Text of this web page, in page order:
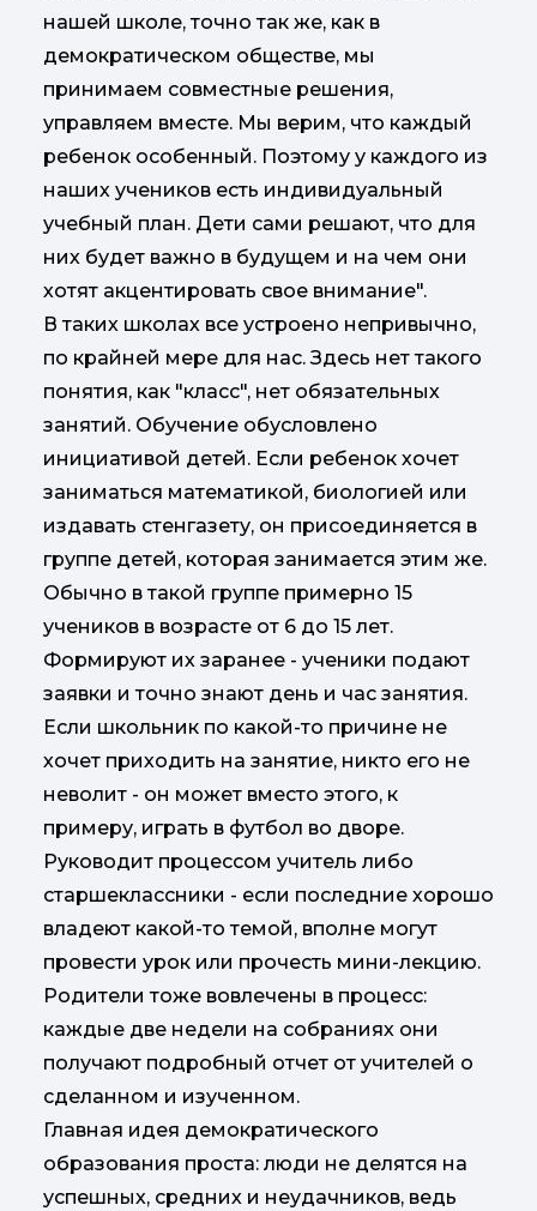
нашей школе, точно так же, как в
демократическом обществе, мы
принимаем совместные решения,
управляем вместе. Мы верим, что каждый
ребенок особенный. Поэтому у каждого из
наших учеников есть индивидуальный
учебный план. Дети сами решают, что для
них будет важно в будущем и на чем они
хотят акцентировать свое внимание".
В таких школах все устроено непривычно,
по крайней мере для нас. Здесь нет такого
понятия, как "класс", нет обязательных
занятий. Обучение обусловлено
инициативой детей. Если ребенок хочет
заниматься математикой, биологией или
издавать стенгазету, он присоединяется в
группе детей, которая занимается этим же.
Обычно в такой группе примерно 15
учеников в возрасте от 6 до 15 лет.
Формируют их заранее - ученики подают
заявки и точно знают день и час занятия.
Если школьник по какой-то причине не
хочет приходить на занятие, никто его не
неволит - он может вместо этого, к
примеру, играть в футбол во дворе.
Руководит процессом учитель либо
старшеклассники - если последние хорошо
владеют какой-то темой, вполне могут
провести урок или прочесть мини-лекцию.
Родители тоже вовлечены в процесс:
каждые две недели на собраниях они
получают подробный отчет от учителей о
сделанном и изученном.
Главная идея демократического
образования проста: люди не делятся на
успешных, средних и неудачников, ведь